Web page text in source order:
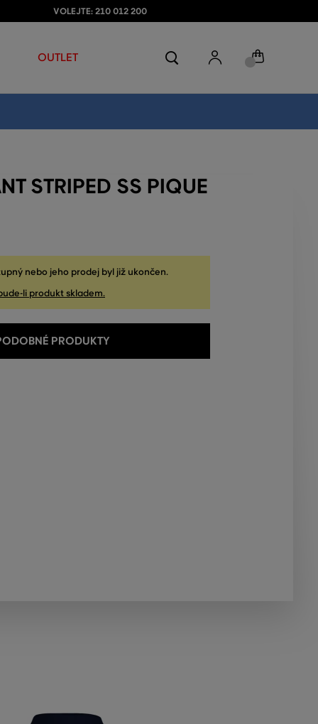
VOLEJTE: 210 012 200
OUTLET
STRIPED SS PIQUE
nebo jeho prodej byl již ukončen.
li produkt skladem.
PRODUKTY